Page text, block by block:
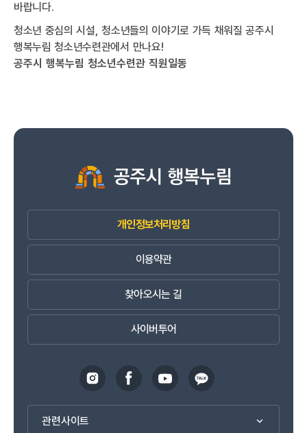
바랍니다.
청소년 중심의 시설, 청소년들의 이야기로 가득 채워질 공주시
행복누림 청소년수련관에서 만나요!
공주시 행복누림 청소년수련관 직원일동
개인정보처리방침
이용약관
찾아오시는 길
사이버투어
관련사이트